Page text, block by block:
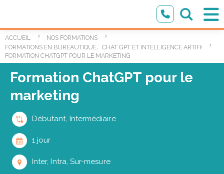
ACCUEIL
NOS FORMATIONS
FORMATIONS EN BUREAUTIQUE, CHAT GPT ET INTELLIGENCE ARTIFICIELLE
FORMATION CHATGPT POUR LE MARKETING
Formation ChatGPT pour le
marketing
Débutant, Intermédiaire
1 jour
Inter, Intra, Sur-mesure